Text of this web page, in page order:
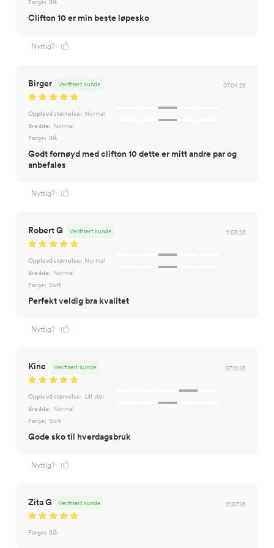
Farge: Blå
Clifton 10 er min beste løpesko
Nyttig?
Birger 07.04.26
Verifisert kunde
Opplevd størrelse: Normal
Bredde: Normal
Farge: Blå
Godt fornøyd med clifton 10 dette er mitt andre par og
anbefales
Nyttig?
Robert G 11.03.26
Verifisert kunde
Opplevd størrelse: Normal
Bredde: Normal
Farge: Sort
Perfekt veldig bra kvalitet
Nyttig?
Kine 07.10.25
Verifisert kunde
Opplevd størrelse: Litt stor
Bredde: Normal
Farge: Sort
Gode sko til hverdagsbruk
Nyttig?
Zita G 21.07.26
Verifisert kunde
Farge: Blå